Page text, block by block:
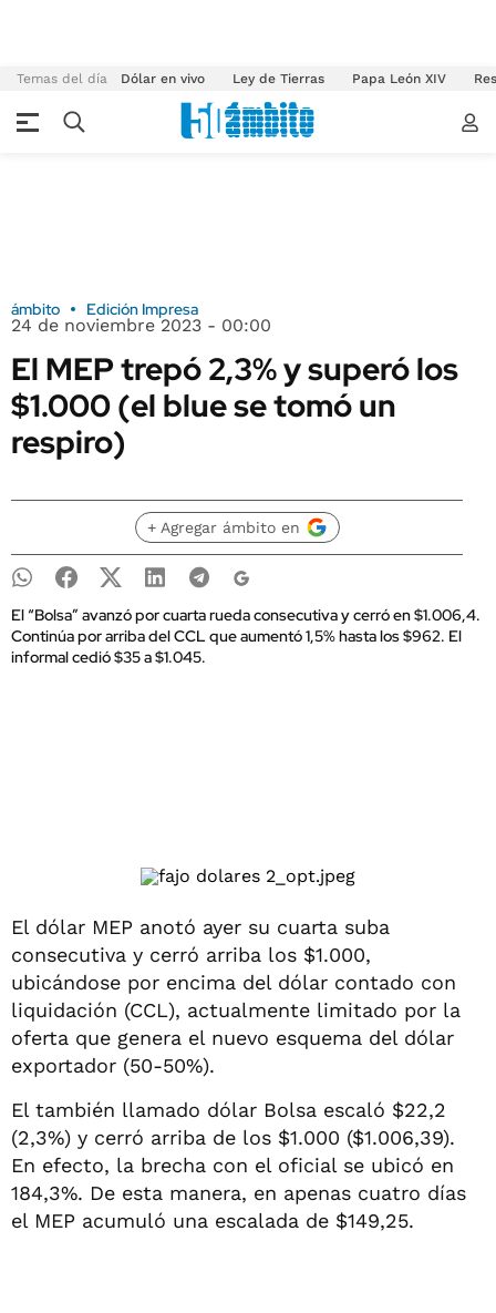
Temas del día Dólar en vivo Ley de Tierras Papa León XIV
ámbito Edición Impresa
24 de noviembre 2023 - 00:00
El MEP trepó 2,3% y superó los
$1.000 (el blue se tomó un
respiro)
+ Agregar ámbito en
El “Bolsa” avanzó por cuarta rueda consecutiva y cerró en $1.006,4.
Continúa por arriba del CCL que aumentó 1,5% hasta los $962. El
informal cedió $35 a $1.045.
El dólar MEP anotó ayer su cuarta suba
consecutiva y cerró arriba los $1.000,
ubicándose por encima del dólar contado con
liquidación (CCL), actualmente limitado por la
oferta que genera el nuevo esquema del dólar
exportador (50-50%).
El también llamado dólar Bolsa escaló $22,2
(2,3%) y cerró arriba de los $1.000 ($1.006,39).
En efecto, la brecha con el oficial se ubicó en
184,3%. De esta manera, en apenas cuatro días
el MEP acumuló una escalada de $149,25.